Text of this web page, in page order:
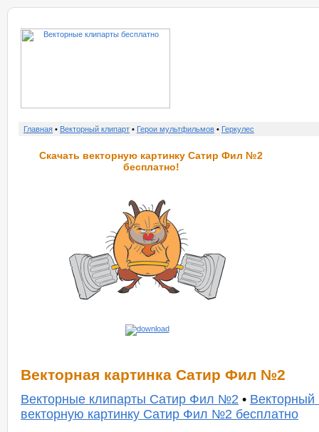
Главная • Векторный клипарт • Герои мультфильмов • Геркулес
Скачать векторную картинку Сатир Фил №2
бесплатно!
Векторная картинка Сатир Фил №2
Векторные клипарты Сатир Фил №2 •
векторную картинку Сатир Фил №2 бесплатно